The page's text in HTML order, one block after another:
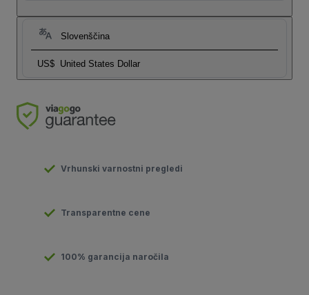
Slovenščina
US$ United States Dollar
Vrhunski varnostni pregledi
Transparentne cene
100% garancija naročila